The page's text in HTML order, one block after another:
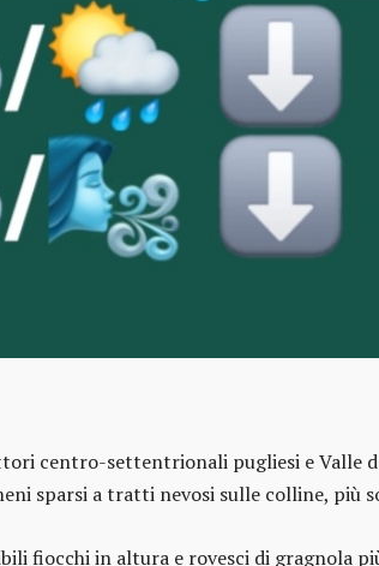
centro-settentrionali pugliesi e Valle
sparsi a tratti nevosi sulle colline, più
fiocchi in altura e rovesci di gragnola